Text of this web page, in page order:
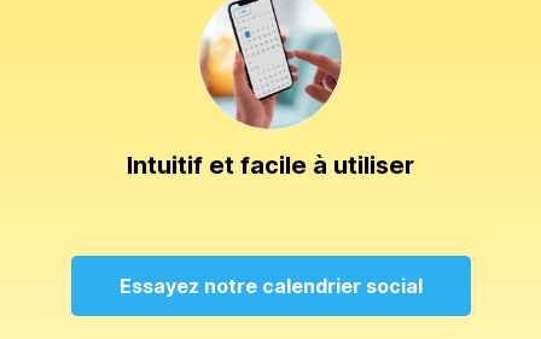
Intuitif et facile à utiliser
Essayez notre calendrier social